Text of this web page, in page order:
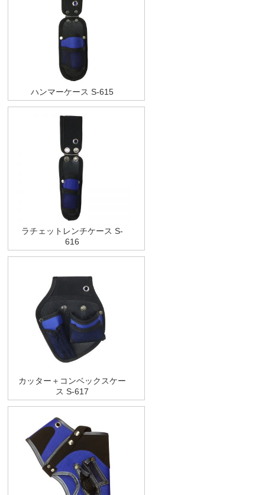
ハンマーケース S-615
ラチェットレンチケース S-
616
カッター＋コンベックスケー
ス S-617